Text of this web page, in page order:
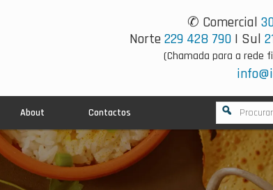
✆ Comercial
Norte229 428 790 | Sul
(Chamada para a rede
About Contactos